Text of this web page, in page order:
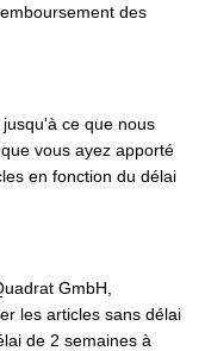
des
ce que nous
vous ayez apporté
en fonction du délai
GmbH,
les articles sans délai
de 2 semaines à